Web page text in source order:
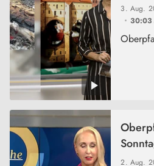
3. Aug.
30:03
2. Aug.